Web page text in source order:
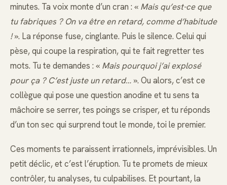
minutes. Ta voix monte d’un cran : « Mais qu’est-ce que
tu fabriques ? On va être en retard, comme d’habitude
!». La réponse fuse, cinglante. Puis le silence. Celui qui
pèse, qui coupe la respiration, qui te fait regretter tes
mots. Tu te demandes : « Mais pourquoi j’ai explosé
pour ça ? C’est juste un retard… ». Ou alors, c’est ce
collègue qui pose une question anodine et tu sens ta
mâchoire se serrer, tes poings se crisper, et tu réponds
d’un ton sec qui surprend tout le monde, toi le premier.
Ces moments te paraissent irrationnels, imprévisibles. Un
petit déclic, et c’est l’éruption. Tu te promets de mieux
contrôler, tu analyses, tu culpabilises. Et pourtant, la